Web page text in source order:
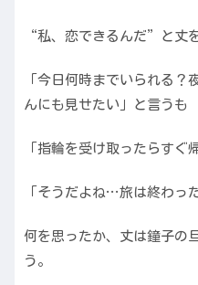
“私、恋できるんだ”と丈
「今日何時までいられる？
んにも見せたい」と言うも
「指輪を受け取ったらすぐ
「そうだよね…旅は終わっ
何を思ったか、丈は鐘子の
う。